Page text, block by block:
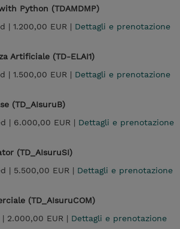
Python (TDAMDMP)
| 1.200,00 EUR | Dettagli e prenotazione
Artificiale (TD-ELAI1)
| 1.500,00 EUR | Dettagli e prenotazione
(TD_AIsuruB)
| 6.000,00 EUR | Dettagli e prenotazione
(TD_AIsuruSI)
| 5.500,00 EUR | Dettagli e prenotazione
(TD_AIsuruCOM)
2.000,00 EUR | Dettagli e prenotazione